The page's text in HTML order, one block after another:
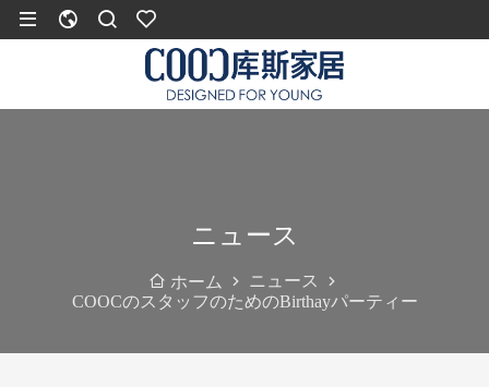
ニュース
ホーム
ニュース
COOCのスタッフのためのBirthayパーティー